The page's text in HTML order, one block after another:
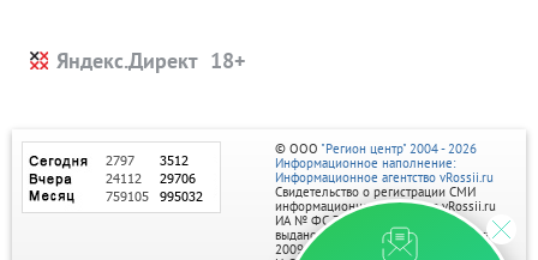
Яндекс.Директ
© ООО "Регион центр" 2004 - 2026
Информационное наполнение:
Информационное агентство vRossii.ru
Свидетельство о регистрации СМИ
информационного агентства vRossii.ru
ИА № ФС 77‑35502
выдано РОСКОМНАДЗОРом 04 марта
2009г.